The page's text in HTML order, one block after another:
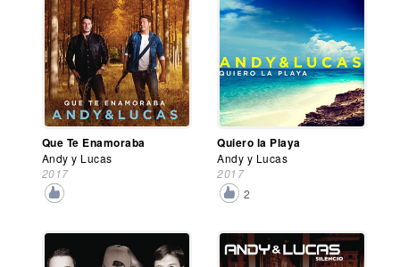
Que Te Enamoraba
Andy y Lucas
2017
Quiero la Playa
Andy y Lucas
2017
2